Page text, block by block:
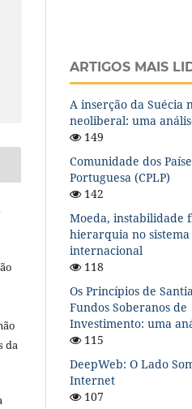
da
ARTIGOS MAIS
A inserção da Suécia
neoliberal: uma
149
Comunidade dos
Portuguesa (CPLP)
142
Moeda, instabilidade
hierarquia no sistema
internacional
118
Os Princípios de
Fundos Soberanos de
Investimento: uma
115
DeepWeb: O Lado
Internet
107